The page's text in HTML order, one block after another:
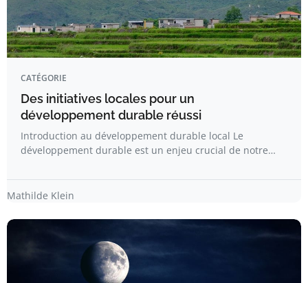
CATÉGORIE
Des initiatives locales pour un
développement durable réussi
Introduction au développement durable local Le
développement durable est un enjeu crucial de notre…
Mathilde Klein